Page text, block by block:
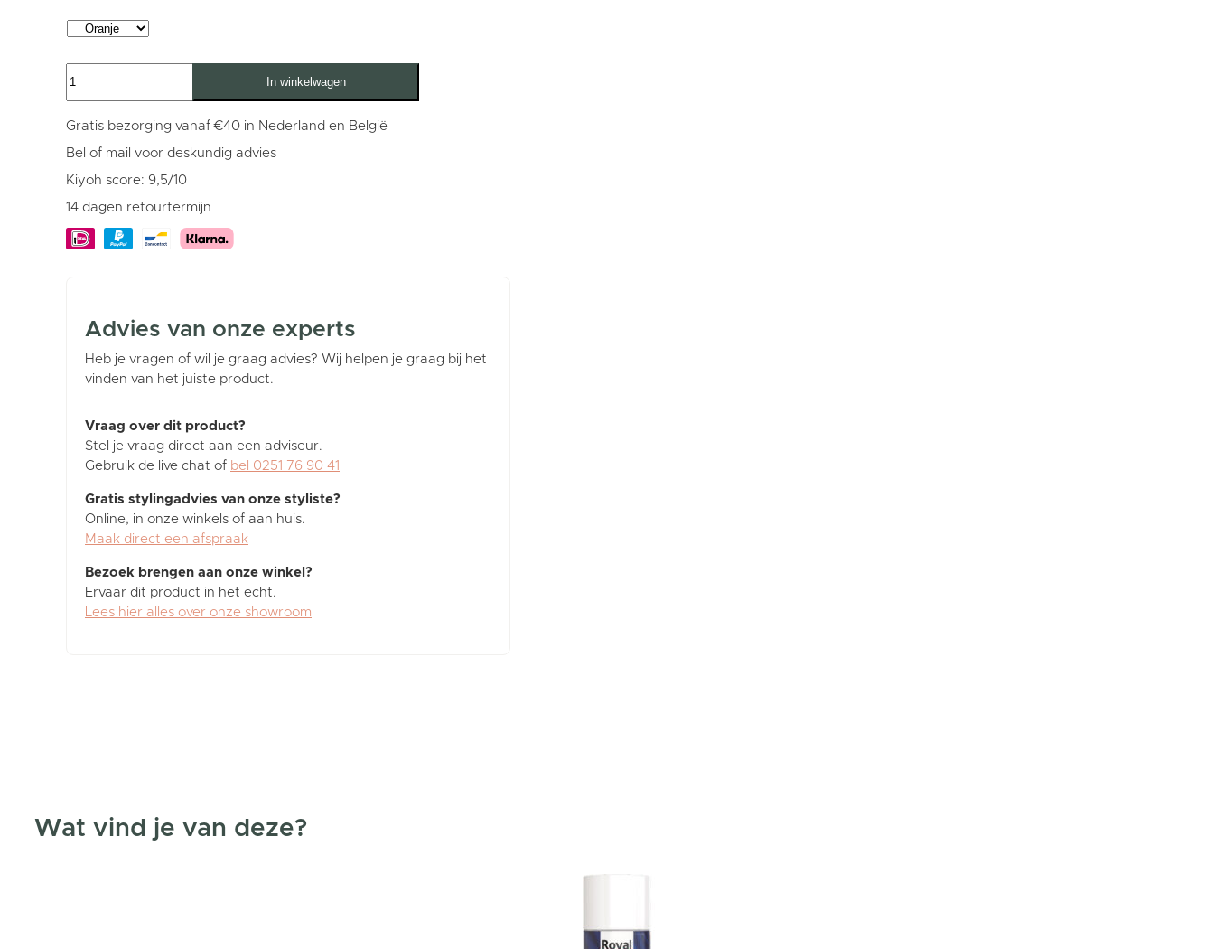
Fauteuil
Charlie
In winkelwagen
Gratis bezorging vanaf €40 in Nederland en België
Bel of mail voor deskundig advies
Kiyoh score: 9,5/10
14 dagen retourtermijn
Advies van onze experts
Heb je vragen of wil je graag advies? Wij helpen je graag bij het
vinden van het juiste product.
Vraag over dit product?
Stel je vraag direct aan een adviseur.
Gebruik de live chat of bel 0251 76 90 41
Gratis stylingadvies van onze styliste?
Online, in onze winkels of aan huis.
Maak direct een afspraak
Bezoek brengen aan onze winkel?
Ervaar dit product in het echt.
Lees hier alles over onze showroom
Wat vind je van deze?